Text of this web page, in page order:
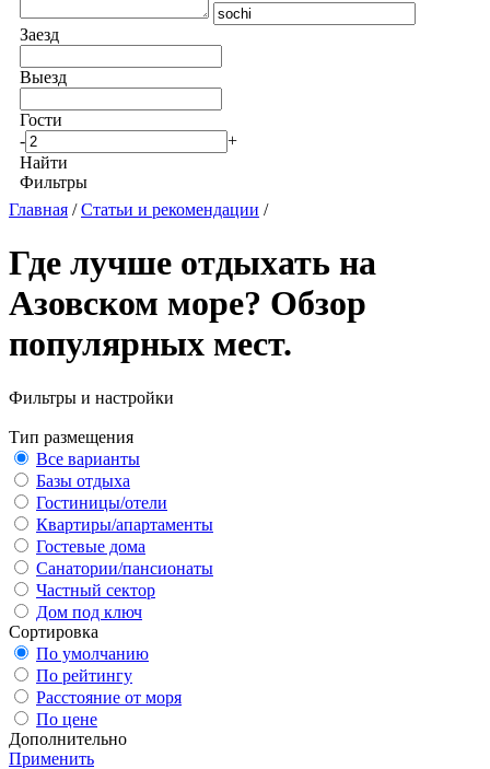
Заезд
Выезд
Гости
-
+
Найти
Фильтры
Главная /Статьи и рекомендации /
Где лучше отдыхать на
Азовском море? Обзор
популярных мест.
Фильтры и настройки
Тип размещения
Все варианты
Базы отдыха
Гостиницы/отели
Квартиры/апартаменты
Гостевые дома
Санатории/пансионаты
Частный сектор
Дом под ключ
Сортировка
По умолчанию
По рейтингу
Расстояние от моря
По цене
Дополнительно
Применить